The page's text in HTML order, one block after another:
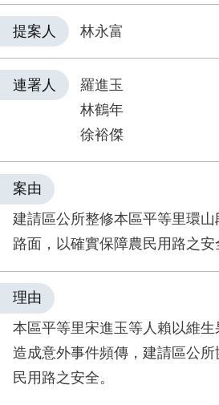
提案人 林永富
連署人
羅進玉
林鶴年
徐裕傑
案由
建請區公所整修本區平等里環
路面，以確實保障農民用路之安
理由
本區平等里宋進玉等人賴以維
造成意外事件頻傳，建請區公
民用路之安全。